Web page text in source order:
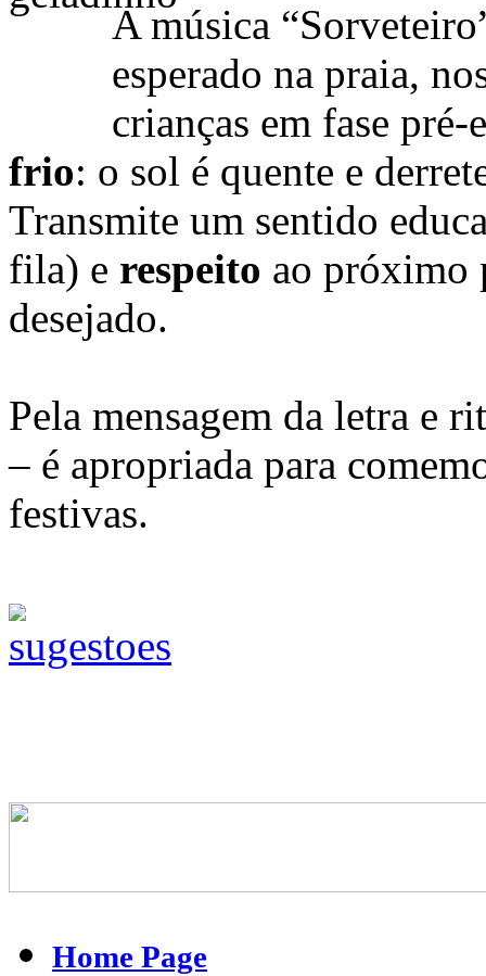
A música
esperado na praia,
crianças em fase
frio: o sol é quente e
Transmite um sentido
fila) e respeito ao próximo
desejado.
Pela mensagem da letra e
– é apropriada para
festivas.
Home Page